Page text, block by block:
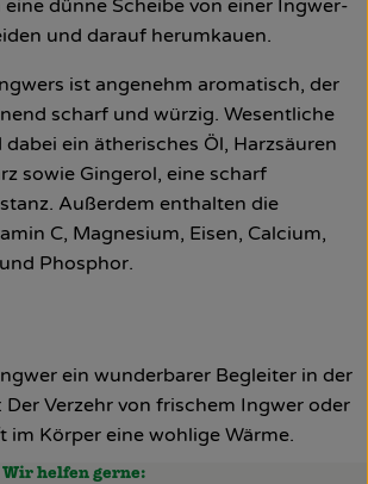
dünne Scheibe von einer Ingwer-
und darauf herumkauen.
ist angenehm aromatisch, der
scharf und würzig. Wesentliche
ein ätherisches Öl, Harzsäuren
sowie Gingerol, eine scharf
Außerdem enthalten die
C, Magnesium, Eisen, Calcium,
Phosphor.
ein wunderbarer Begleiter in der
Der Verzehr von frischem Ingwer oder
im Körper eine wohlige Wärme.
Wir helfen gerne: